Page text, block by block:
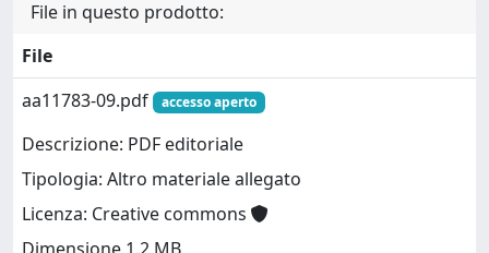
File in questo prodotto:
File
aa11783-09.pdf
accesso aperto
Descrizione: PDF editoriale
Tipologia: Altro materiale allegato
Licenza: Creative commons